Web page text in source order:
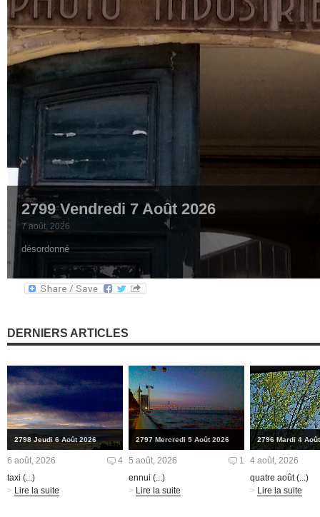
2799 Vendredi 7 Août 2026
7 août, 2026
désordonné
DERNIERS ARTICLES
2798 Jeudi 6 Août 2026
6 août, 2026
4
taxi (...)
> Lire la suite
2797 Mercredi 5 Août 2026
5 août, 2026
1
ennui (...)
> Lire la suite
2796 Mardi 4
4 août, 2026
quatre août (...)
> Lire la suite